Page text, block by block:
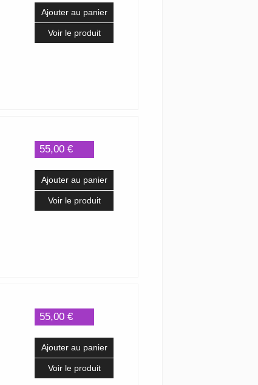
Ajouter au panier
Voir le produit
55,00 €
Ajouter au panier
Voir le produit
55,00 €
Ajouter au panier
Voir le produit